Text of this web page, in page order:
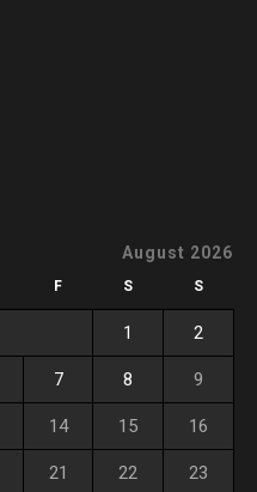
August 2026
F S S
1 2
7 8 9
14 15 16
21 22 23